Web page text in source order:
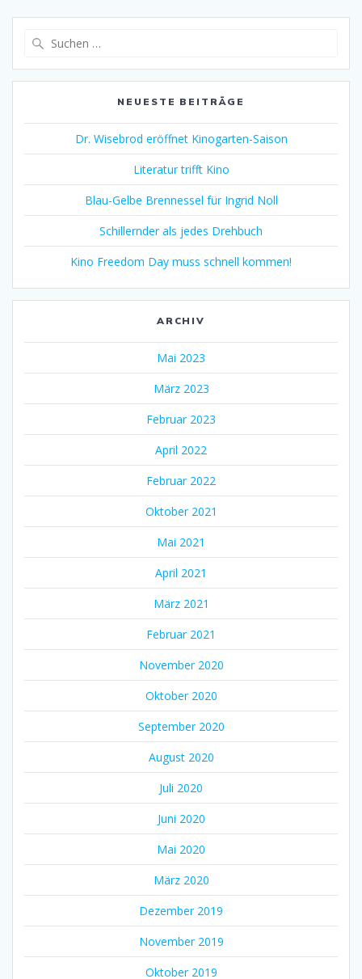
NEUESTE BEITRÄGE
Dr. Wisebrod eröffnet Kinogarten-Saison
Literatur trifft Kino
Blau-Gelbe Brennessel für Ingrid Noll
Schillernder als jedes Drehbuch
Kino Freedom Day muss schnell kommen!
ARCHIV
Mai 2023
März 2023
Februar 2023
April 2022
Februar 2022
Oktober 2021
Mai 2021
April 2021
März 2021
Februar 2021
November 2020
Oktober 2020
September 2020
August 2020
Juli 2020
Juni 2020
Mai 2020
März 2020
Dezember 2019
November 2019
Oktober 2019